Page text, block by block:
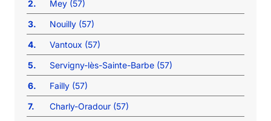
2.
Mey (57)
3.
Nouilly (57)
4.
Vantoux (57)
5.
Servigny-lès-Sainte-Barbe (57)
6.
Failly (57)
7.
Charly-Oradour (57)